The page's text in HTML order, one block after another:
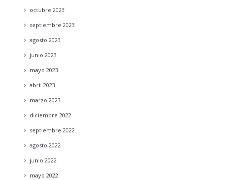
octubre 2023
septiembre 2023
agosto 2023
junio 2023
mayo 2023
abril 2023
marzo 2023
diciembre 2022
septiembre 2022
agosto 2022
junio 2022
mayo 2022